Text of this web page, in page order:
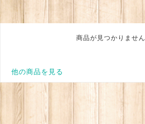
商品が見つかりません
他の商品を見る